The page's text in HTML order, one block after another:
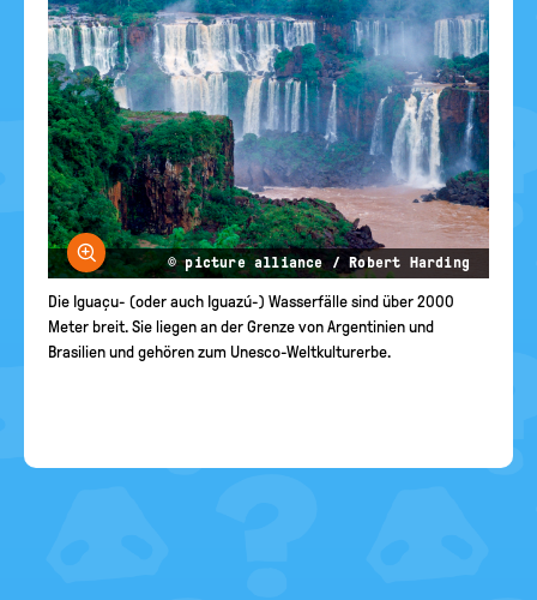
Bild vergrößern
© picture alliance / Robert Harding
Die Iguaçu- (oder auch Iguazú-) Wasserfälle sind über 2000
Meter breit. Sie liegen an der Grenze von Argentinien und
Brasilien und gehören zum Unesco-Weltkulturerbe.